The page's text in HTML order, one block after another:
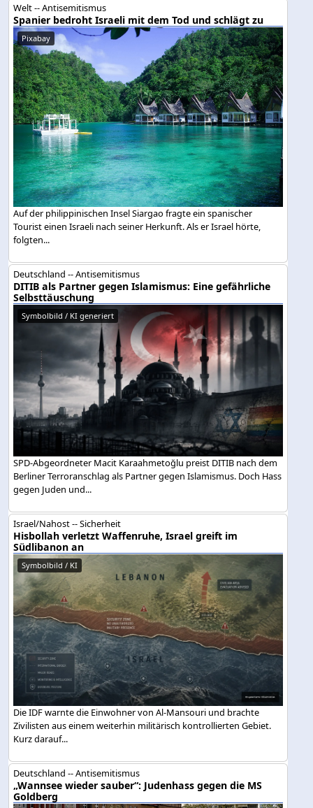
Welt -- Antisemitismus
Spanier bedroht Israeli mit dem Tod und schlägt zu
Pixabay
Auf der philippinischen Insel Siargao fragte ein spanischer
Tourist einen Israeli nach seiner Herkunft. Als er Israel hörte,
folgten...
Deutschland -- Antisemitismus
DITIB als Partner gegen Islamismus: Eine gefährliche
Selbsttäuschung
Symbolbild / KI generiert
SPD-Abgeordneter Macit Karaahmetoğlu preist DITIB nach dem
Berliner Terroranschlag als Partner gegen Islamismus. Doch Hass
gegen Juden und...
Israel/Nahost -- Sicherheit
Hisbollah verletzt Waffenruhe, Israel greift im
Südlibanon an
Symbolbild / KI
Die IDF warnte die Einwohner von Al-Mansouri und brachte
Zivilisten aus einem weiterhin militärisch kontrollierten Gebiet.
Kurz darauf...
Deutschland -- Antisemitismus
„Wannsee wieder sauber“: Judenhass gegen die MS
Goldberg